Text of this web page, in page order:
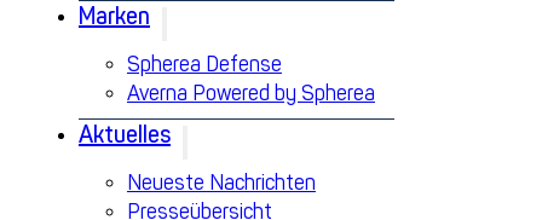
Marken
Spherea Defense
Averna Powered by Spherea
Aktuelles
Neueste Nachrichten
Presseübersicht